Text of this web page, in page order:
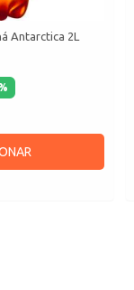
Antarctica 2L